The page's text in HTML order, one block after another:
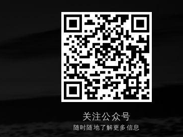
关注公众号
随时随地了解更多信息